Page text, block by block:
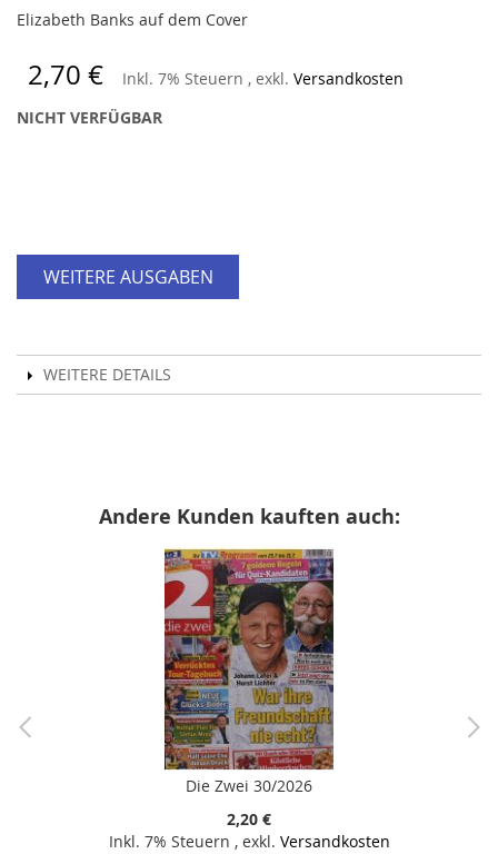
Elizabeth Banks auf dem Cover
2,70 € Inkl. 7% Steuern , exkl. Versandkosten
NICHT VERFÜGBAR
WEITERE AUSGABEN
WEITERE DETAILS
Andere Kunden kauften auch:
Die Zwei 30/2026
2,20 €
Inkl. 7% Steuern , exkl. Versandkosten